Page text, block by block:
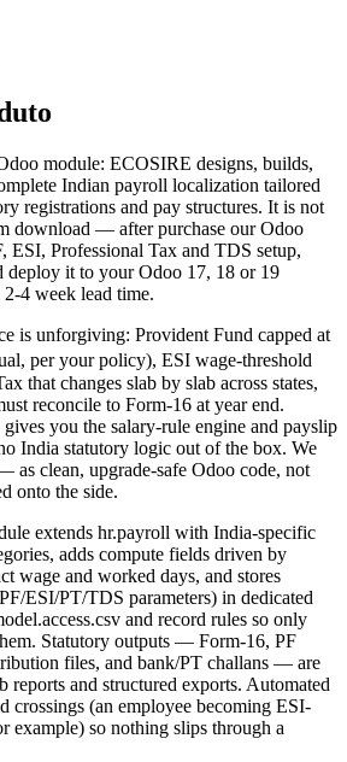
module: ECOSIRE designs, builds,
Indian payroll localization tailored
registrations and pay structures. It is not
download — after purchase our Odoo
ESI, Professional Tax and TDS setup,
deploy it to your Odoo 17, 18 or 19
4 week lead time.
is unforgiving: Provident Fund capped at
per your policy), ESI wage-threshold
that changes slab by slab across states,
reconcile to Form-16 at year end.
you the salary-rule engine and payslip
India statutory logic out of the box. We
as clean, upgrade-safe Odoo code, not
onto the side.
extends hr.payroll with India-specific
adds compute fields driven by
wage and worked days, and stores
ESI/PT/TDS parameters) in dedicated
and record rules so only
Statutory outputs — Form-16, PF
files, and bank/PT challans — are
reports and structured exports. Automated
crossings (an employee becoming ESI-
example) so nothing slips through a